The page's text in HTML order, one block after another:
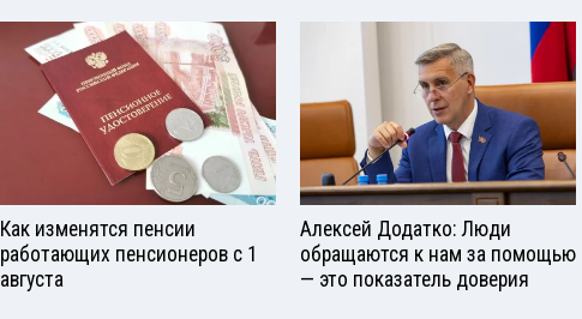
Как изменятся пенсии
работающих пенсионеров с 1
августа
Алексей Додатко: Люди
обращаются к нам за помощью
— это показатель доверия